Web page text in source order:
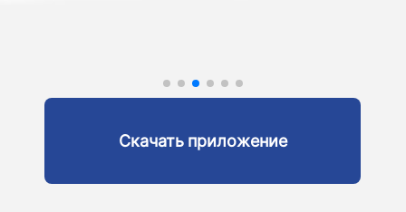
Скачать приложение